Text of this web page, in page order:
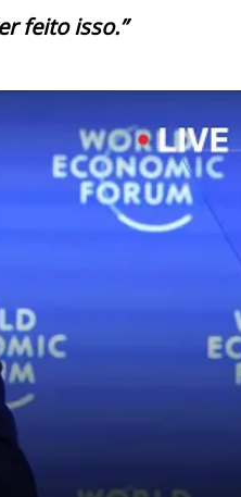
feito isso.”